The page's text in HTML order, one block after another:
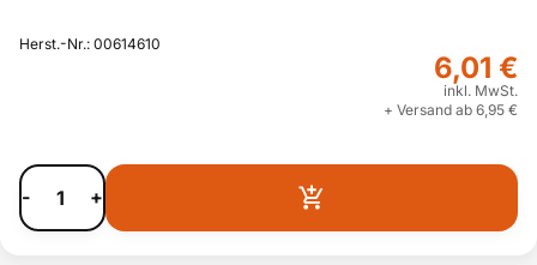
Herst.-Nr.: 00614610
6,01 €
inkl. MwSt.
+ Versand ab 6,95 €
- +